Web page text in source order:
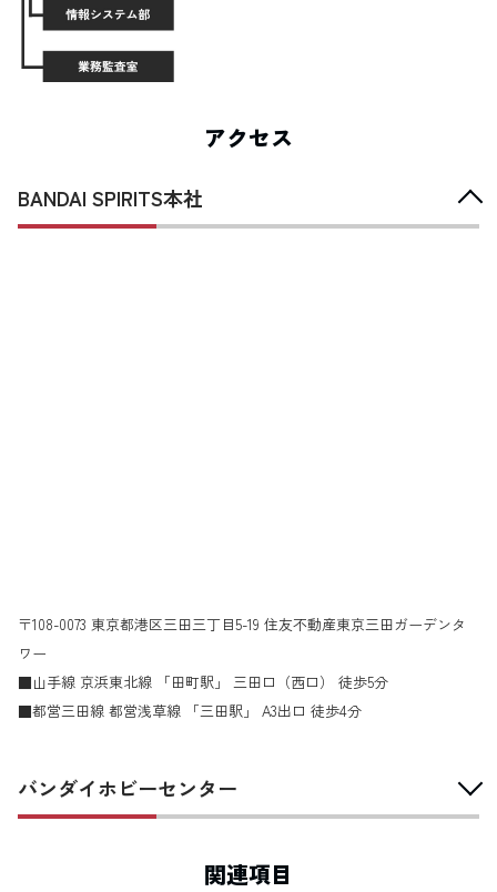
アクセス
BANDAI SPIRITS本社
〒108-0073 東京都港区三田三丁目5-19 住友不動産東京三田ガーデンタ
ワー
■山手線 京浜東北線 「田町駅」 三田口（西口） 徒歩5分
■都営三田線 都営浅草線 「三田駅」 A3出口 徒歩4分
バンダイホビーセンター
関連項目